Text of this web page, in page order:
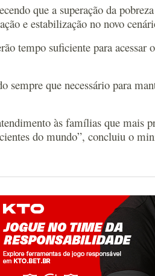
que a superação da
e estabilização no novo
tempo suficiente para
sempre que necessário para
às famílias que mais
do mundo”, concluiu o